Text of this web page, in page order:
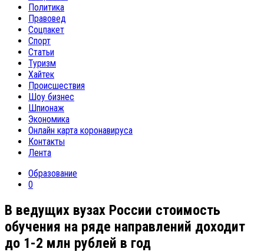
Политика
Правовед
Соцпакет
Спорт
Статьи
Туризм
Хайтек
Происшествия
Шоу бизнес
Шпионаж
Экономика
Онлайн карта коронавируса
Контакты
Лента
Образование
0
В ведущих вузах России стоимость
обучения на ряде направлений доходит
до 1-2 млн рублей в год